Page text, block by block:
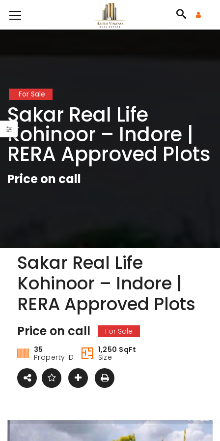
For Sale
Sakar Real Life
Kohinoor – Indore |
RERA Approved Plots
Price on call
Sakar Real Life
Kohinoor – Indore |
RERA Approved Plots
Price on call
For Sale
35
Property ID
1,250 SqFt
Size